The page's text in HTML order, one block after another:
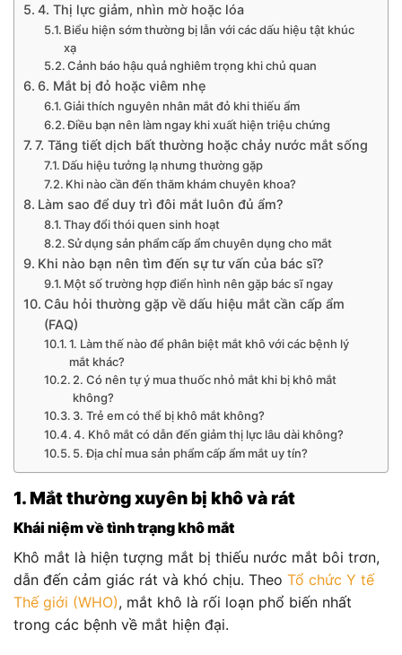
4. Thị lực giảm, nhìn mờ hoặc lóa
Biểu hiện sớm thường bị lẫn với các dấu hiệu tật khúc
xạ
Cảnh báo hậu quả nghiêm trọng khi chủ quan
6. Mắt bị đỏ hoặc viêm nhẹ
Giải thích nguyên nhân mắt đỏ khi thiếu ẩm
Điều bạn nên làm ngay khi xuất hiện triệu chứng
7. Tăng tiết dịch bất thường hoặc chảy nước mắt sống
Dấu hiệu tưởng lạ nhưng thường gặp
Khi nào cần đến thăm khám chuyên khoa?
Làm sao để duy trì đôi mắt luôn đủ ẩm?
Thay đổi thói quen sinh hoạt
Sử dụng sản phẩm cấp ẩm chuyên dụng cho mắt
Khi nào bạn nên tìm đến sự tư vấn của bác sĩ?
Một số trường hợp điển hình nên gặp bác sĩ ngay
Câu hỏi thường gặp về dấu hiệu mắt cần cấp ẩm
(FAQ)
1. Làm thế nào để phân biệt mắt khô với các bệnh lý
mắt khác?
2. Có nên tự ý mua thuốc nhỏ mắt khi bị khô mắt
không?
3. Trẻ em có thể bị khô mắt không?
4. Khô mắt có dẫn đến giảm thị lực lâu dài không?
5. Địa chỉ mua sản phẩm cấp ẩm mắt uy tín?
1. Mắt thường xuyên bị khô và rát
Khái niệm về tình trạng khô mắt
Khô mắt là hiện tượng mắt bị thiếu nước mắt bôi trơn,
dẫn đến cảm giác rát và khó chịu. Theo Tổ chức Y tế
Thế giới (WHO), mắt khô là rối loạn phổ biến nhất
trong các bệnh về mắt hiện đại.